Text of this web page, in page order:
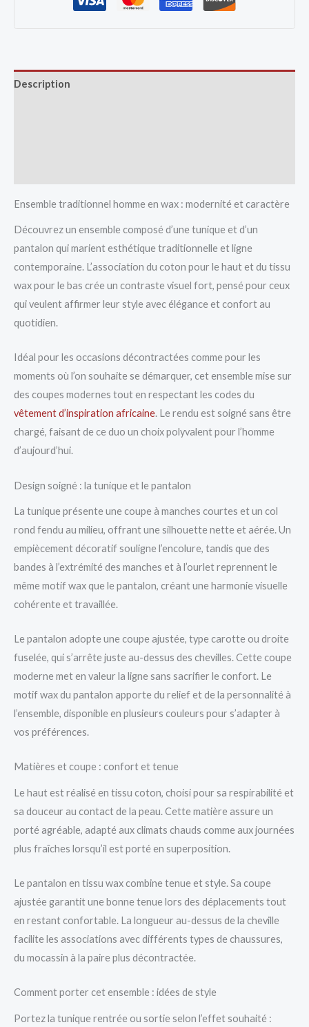
Description
Ensemble traditionnel homme en wax : modernité et caractère
Découvrez un ensemble composé d’une tunique et d’un
pantalon qui marient esthétique traditionnelle et ligne
contemporaine. L’association du coton pour le haut et du tissu
wax pour le bas crée un contraste visuel fort, pensé pour ceux
qui veulent affirmer leur style avec élégance et confort au
quotidien.
Idéal pour les occasions décontractées comme pour les
moments où l’on souhaite se démarquer, cet ensemble mise sur
des coupes modernes tout en respectant les codes du
vêtement d’inspiration africaine. Le rendu est soigné sans être
chargé, faisant de ce duo un choix polyvalent pour l’homme
d’aujourd’hui.
Design soigné : la tunique et le pantalon
La tunique présente une coupe à manches courtes et un col
rond fendu au milieu, offrant une silhouette nette et aérée. Un
empiècement décoratif souligne l’encolure, tandis que des
bandes à l’extrémité des manches et à l’ourlet reprennent le
même motif wax que le pantalon, créant une harmonie visuelle
cohérente et travaillée.
Le pantalon adopte une coupe ajustée, type carotte ou droite
fuselée, qui s’arrête juste au-dessus des chevilles. Cette coupe
moderne met en valeur la ligne sans sacrifier le confort. Le
motif wax du pantalon apporte du relief et de la personnalité à
l’ensemble, disponible en plusieurs couleurs pour s’adapter à
vos préférences.
Matières et coupe : confort et tenue
Le haut est réalisé en tissu coton, choisi pour sa respirabilité et
sa douceur au contact de la peau. Cette matière assure un
porté agréable, adapté aux climats chauds comme aux journées
plus fraîches lorsqu’il est porté en superposition.
Le pantalon en tissu wax combine tenue et style. Sa coupe
ajustée garantit une bonne tenue lors des déplacements tout
en restant confortable. La longueur au-dessus de la cheville
facilite les associations avec différents types de chaussures,
du mocassin à la paire plus décontractée.
Comment porter cet ensemble : idées de style
Portez la tunique rentrée ou sortie selon l’effet souhaité :